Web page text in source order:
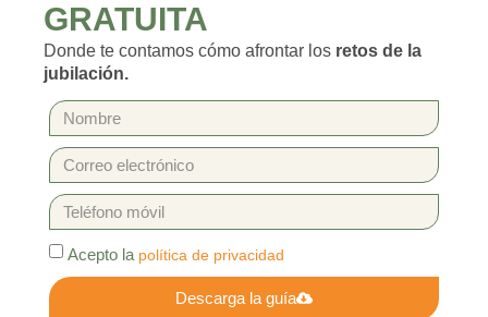
GRATUITA
Donde te contamos cómo afrontar los retos de la
jubilación.
Acepto la política de privacidad
Descarga la guía